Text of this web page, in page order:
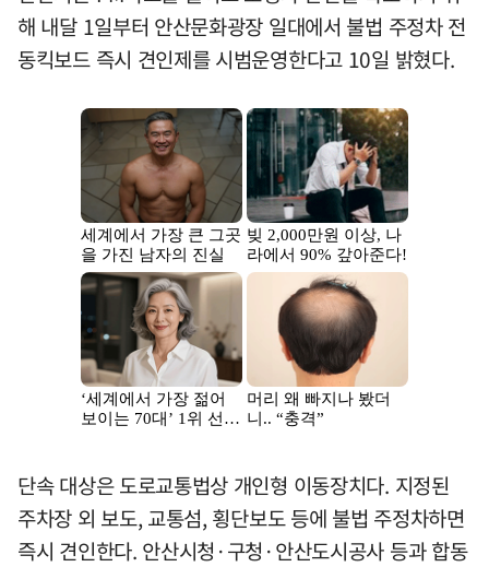
해 내달 1일부터 안산문화광장 일대에서 불법 주정차 전
동킥보드 즉시 견인제를 시범운영한다고 10일 밝혔다.
단속 대상은 도로교통법상 개인형 이동장치다. 지정된
주차장 외 보도, 교통섬, 횡단보도 등에 불법 주정차하면
즉시 견인한다. 안산시청·구청·안산도시공사 등과 합동